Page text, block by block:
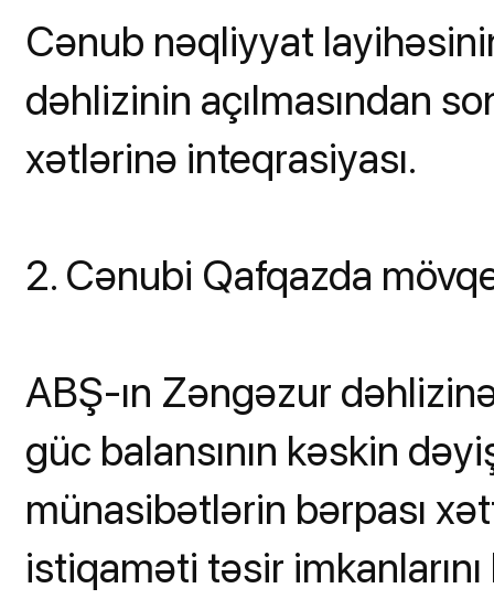
Cənub nəqliyyat
dəhlizinin açılmasından
xətlərinə inteqrasiyası.
2. Cənubi Qafqazda
ABŞ-ın Zəngəzur
güc balansının kəskin
münasibətlərin bərpası
istiqaməti təsir